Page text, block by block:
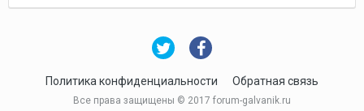
Политика конфиденциальности Обратная связь
Все права защищены © 2017 forum-galvanik.ru